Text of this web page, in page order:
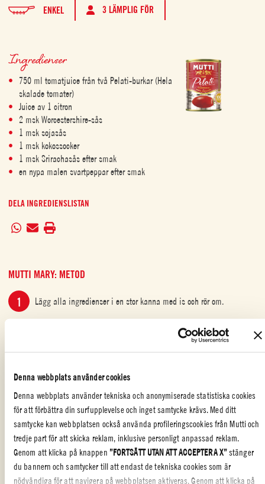
Denna webbplats använder cookies
Denna webbplats använder tekniska och anonymiserade statistiska cookies
för att förbättra din surfupplevelse och inget samtycke krävs. Med ditt
samtycke kan webbplatsen också använda profileringscookies från Mutti och
tredje part för att skicka reklam, inklusive personligt anpassad reklam.
Genom att klicka på knappen ”FORTSÄTT UTAN ATT ACCEPTERA X”stänger
du bannern och samtycker till att endast de tekniska cookies som är
nödvändiga för att navigera på webbplatsen aktiveras. Genom att klicka på
ENKEL 3 LÄMPLIG FÖR
Ingredienser
750 ml tomatjuice från två Pelati-burkar (Hela
skalade tomater)
Juice av 1 citron
2 msk Worcestershire-sås
1 msk sojasås
1 msk kokossocker
1 msk Srirachasås efter smak
en nypa malen svartpeppar efter smak
DELA INGREDIENSLISTAN
MUTTI MARY: METOD
Lägg alla ingredienser i en stor kanna med is och rör om.
Fördela i tre glas. Garnera med selleri, oliver eller pickles.
DRYCK,FEST,SPECIELLA TILLFÄLLEN
Gillade du receptet?
RECENSERA OCH DELA MED DINA VÄNNER